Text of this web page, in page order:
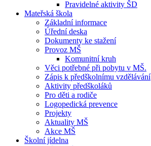
Pravidelné aktivity ŠD
Mateřská škola
Základní informace
Úřední deska
Dokumenty ke stažení
Provoz MŠ
Komunitní kruh
Věci potřebné při pobytu v MŠ.
Zápis k předškolnímu vzdělávání
Aktivity předškoláků
Pro děti a rodiče
Logopedická prevence
Projekty
Aktuality MŠ
Akce MŠ
Školní jídelna